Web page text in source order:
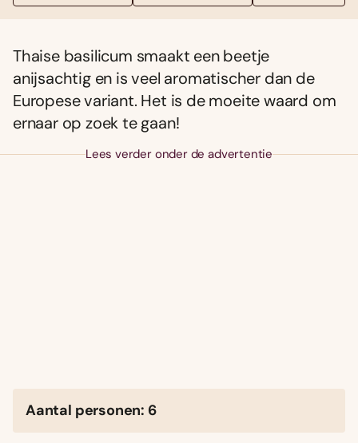
Thaise basilicum smaakt een beetje
anijsachtig en is veel aromatischer dan de
Europese variant. Het is de moeite waard om
ernaar op zoek te gaan!
Lees verder onder de advertentie
Aantal personen: 6